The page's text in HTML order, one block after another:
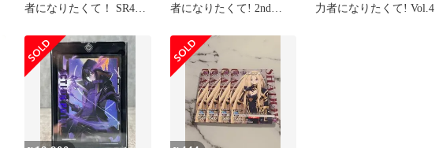
者になりたくて！ SR4枚
者になりたくて! 2nd
力者になりたくて! Vol.4